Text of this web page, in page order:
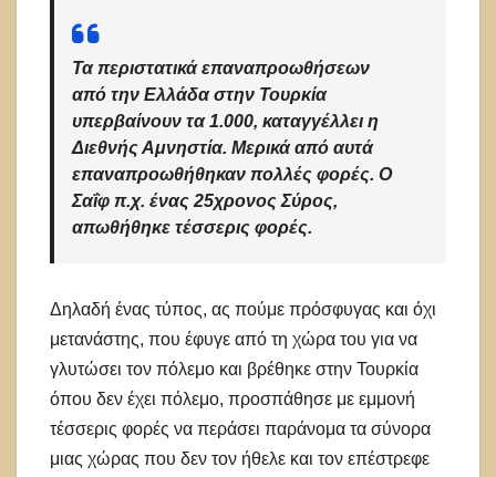
Τα περιστατικά επαναπροωθήσεων
από την Ελλάδα στην Τουρκία
υπερβαίνουν τα 1.000, καταγγέλλει η
Διεθνής Αμνηστία. Μερικά από αυτά
επαναπροωθήθηκαν πολλές φορές. Ο
Σαΐφ π.χ. ένας 25χρονος Σύρος,
απωθήθηκε τέσσερις φορές.
Δηλαδή ένας τύπος, ας πούμε πρόσφυγας και όχι
μετανάστης, που έφυγε από τη χώρα του για να
γλυτώσει τον πόλεμο και βρέθηκε στην Τουρκία
όπου δεν έχει πόλεμο, προσπάθησε με εμμονή
τέσσερις φορές να περάσει παράνομα τα σύνορα
μιας χώρας που δεν τον ήθελε και τον επέστρεφε